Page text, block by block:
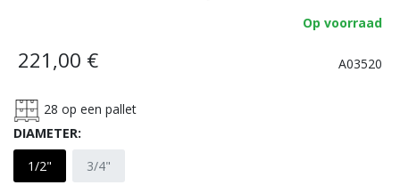
Op voorraad
221,00 € A03520
28 op een pallet
DIAMETER:
1/2"
3/4"